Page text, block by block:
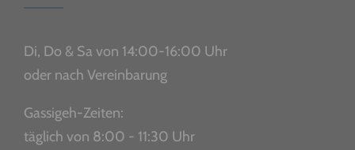
Di, Do & Sa von 14:00-16:00 Uhr
oder nach Vereinbarung
Gassigeh-Zeiten:
täglich von 8:00 - 11:30 Uhr